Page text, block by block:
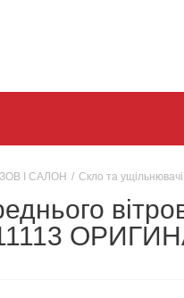
І САЛОН / Скло та ущільнювачі